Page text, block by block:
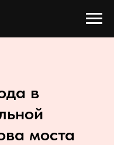
в
моста